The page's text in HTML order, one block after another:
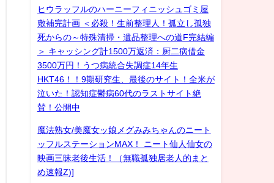
ヒウラッフルのハーニーフィニッシュゴミ屋
敷補完計画 ＜必殺！生前整理人！孤立し孤独
死からの～特殊清掃・遺品整理への道F完結編
＞ キャッシング計1500万返済：厨二病借金
3500万円！うつ病統合失調症14年生
HKT46！！9期研究生、最後のサイト！全米が
泣いた！認知症鬱病60代のラストサイト絶
賛！公開中
魔法熟女/美魔女ッ娘メグみみちゃんのニート
ッフルステーションMAX！ ニート仙人仙女の
映画三昧老後生活！（無職孤独居老人的まと
め速報Z)]